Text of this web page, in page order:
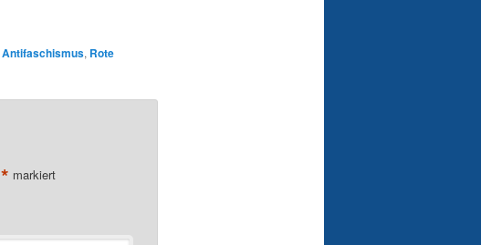
Antifaschismus, Rote
* markiert